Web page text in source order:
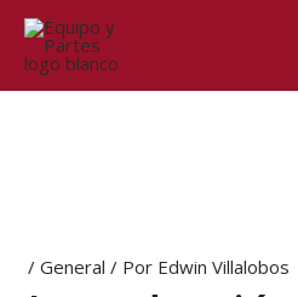
contenido
/General / Por Edwin Villalobos